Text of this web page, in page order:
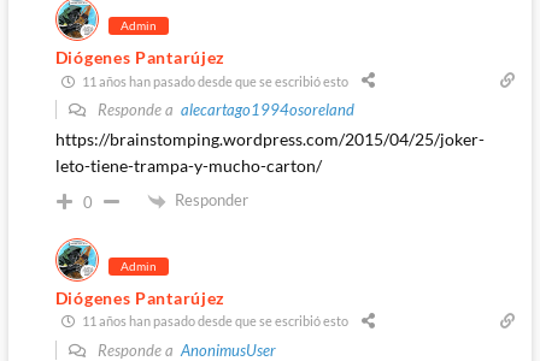
Admin
Diógenes Pantarújez
11 años han pasado desde que se escribió esto
Responde a alecartago1994osoreland
https://brainstomping.wordpress.com/2015/04/25/joker-
leto-tiene-trampa-y-mucho-carton/
0 Responder
Admin
Diógenes Pantarújez
11 años han pasado desde que se escribió esto
Responde a AnonimusUser